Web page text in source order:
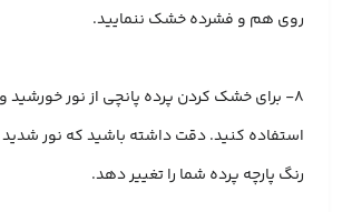
روی هم و فشرده خشک ننمایید.
۸- برای خشک کردن پرده پانچی از نور خورشید
استفاده کنید. دقت داشته باشید که نور
رنگ پارچه پرده شما را تغییر دهد.